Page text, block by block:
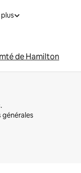
de Hamilton
générales